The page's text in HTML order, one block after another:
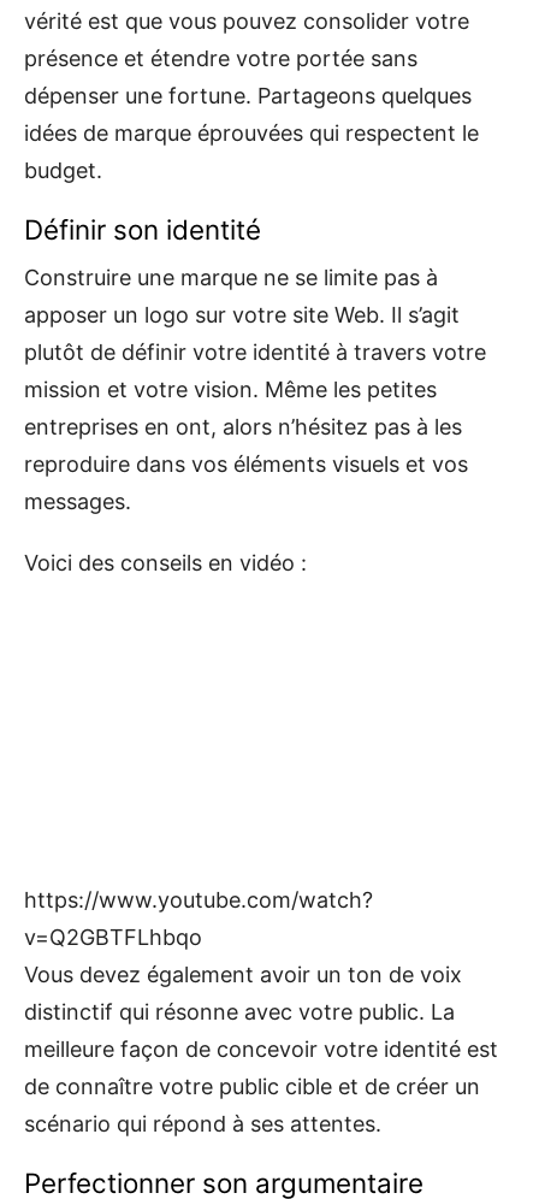
vérité est que vous pouvez consolider votre
présence et étendre votre portée sans
dépenser une fortune. Partageons quelques
idées de marque éprouvées qui respectent le
budget.
Définir son identité
Construire une marque ne se limite pas à
apposer un logo sur votre site Web. Il s’agit
plutôt de définir votre identité à travers votre
mission et votre vision. Même les petites
entreprises en ont, alors n’hésitez pas à les
reproduire dans vos éléments visuels et vos
messages.
Voici des conseils en vidéo :
https://www.youtube.com/watch?
v=Q2GBTFLhbqo
Vous devez également avoir un ton de voix
distinctif qui résonne avec votre public. La
meilleure façon de concevoir votre identité est
de connaître votre public cible et de créer un
scénario qui répond à ses attentes.
Perfectionner son argumentaire